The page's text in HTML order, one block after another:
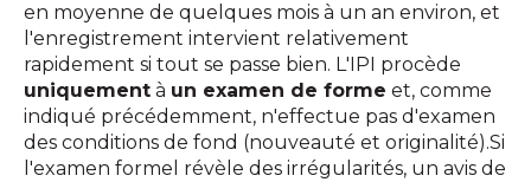
en moyenne de quelques mois à un an environ, et
l'enregistrement intervient relativement
rapidement si tout se passe bien. L'IPI procède
uniquement à un examen de forme et, comme
indiqué précédemment, n'effectue pas d'examen
des conditions de fond (nouveauté et originalité).Si
l'examen formel révèle des irrégularités, un avis de